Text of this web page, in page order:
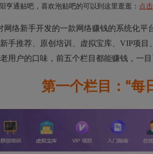
亨通贴吧，喜欢泡贴吧的可以到这里逛逛： 点
网络新手开发的一款网络赚钱的系统化
手推荐、原创培训、虚拟宝库、VIP项
用户的口味，前五个栏目都能赚钱，一目
第一个栏目：“每